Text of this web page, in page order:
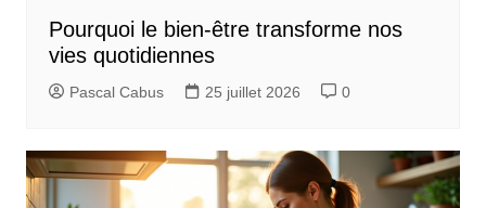
Pourquoi le bien-être transforme nos
vies quotidiennes
Pascal Cabus 25 juillet 2026 0